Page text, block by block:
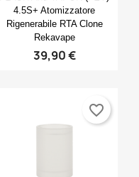
4.5S+ Atomizzatore
Rigenerabile RTA Clone
Rekavape
39,90 €
favorite_border